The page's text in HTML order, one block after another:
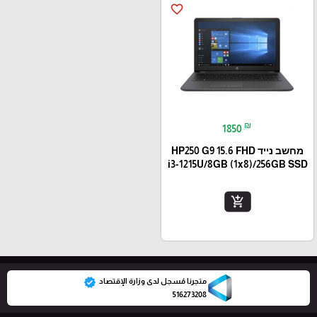
favorite_border
1850 ₪
מחשב נייד HP250 G9 15.6 FHD
i3-1215U/8GB (1x8)/256GB SSD
add_shopping_cart
متجرنا مُسجل لدى وزارة الإقتصاد verified
516273208